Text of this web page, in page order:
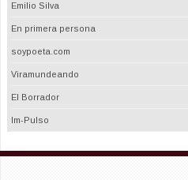
Emilio Silva
En primera persona
soypoeta.com
Viramundeando
El Borrador
Im-Pulso